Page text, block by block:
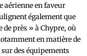
aérienne en faveur
également que
près » à Chypre, où
en matière de
des équipements